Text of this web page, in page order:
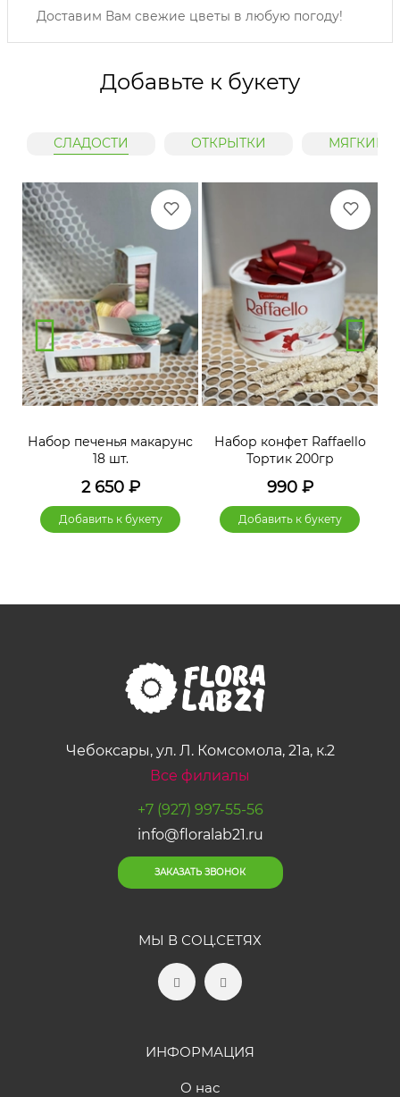
Доставим Вам свежие цветы в любую погоду!
Добавьте к букету
СЛАДОСТИ ОТКРЫТКИ МЯГКИЕ
Набор печенья макарунс
18 шт.
2 650₽
Добавить к букету
Набор конфет Raffaello
Тортик 200гр
990₽
Добавить к букету
Чебоксары, ул. Л. Комсомола, 21а, к.2
Все филиалы
+7 (927) 997-55-56
info@floralab21.ru
ЗАКАЗАТЬ ЗВОНОК
МЫ В СОЦ.СЕТЯХ
ИНФОРМАЦИЯ
О нас